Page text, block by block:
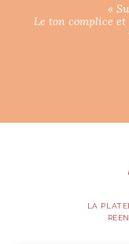
«
Le ton complice et
LA